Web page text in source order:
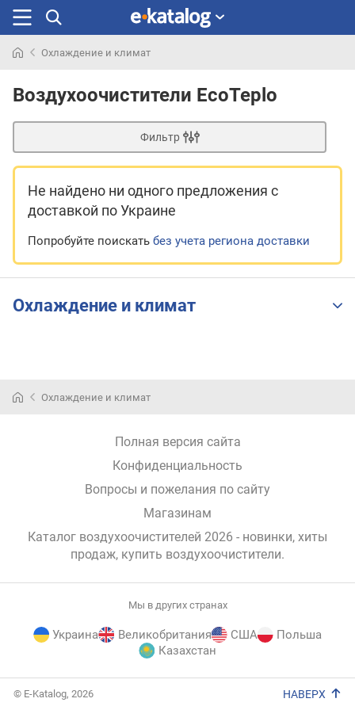
раньше
Охлаждение и климат
Воздухоочистители EcoTeplo
Фильтр
Не найдено ни одного предложения с
доставкой по Украине
Попробуйте поискать без учета региона доставки
Охлаждение и климат
Охлаждение и климат
Полная версия сайта
Конфиденциальность
Вопросы и пожелания по сайту
Магазинам
Каталог воздухоочистителей 2026 - новинки, хиты
продаж, купить воздухоочистители.
Мы в других странах
Украина Великобритания США
Польша
Казахстан
© E-Katalog, 2026 НАВЕРХ